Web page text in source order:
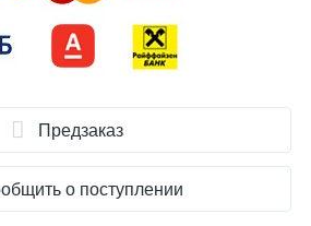
Предзаказ
о поступлении